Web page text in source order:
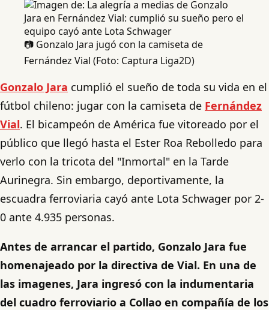
📷 Gonzalo Jara jugó con la camiseta de
Fernández Vial (Foto: Captura Liga2D)
Gonzalo Jara cumplió el sueño de toda su vida en el
fútbol chileno: jugar con la camiseta de Fernández
Vial. El bicampeón de América fue vitoreado por el
público que llegó hasta el Ester Roa Rebolledo para
verlo con la tricota del "Inmortal" en la Tarde
Aurinegra. Sin embargo, deportivamente, la
escuadra ferroviaria cayó ante Lota Schwager por 2-
0 ante 4.935 personas.
Antes de arrancar el partido, Gonzalo Jara fue
homenajeado por la directiva de Vial. En una de
las imagenes, Jara ingresó con la indumentaria
del cuadro ferroviario a Collao en compañía de los